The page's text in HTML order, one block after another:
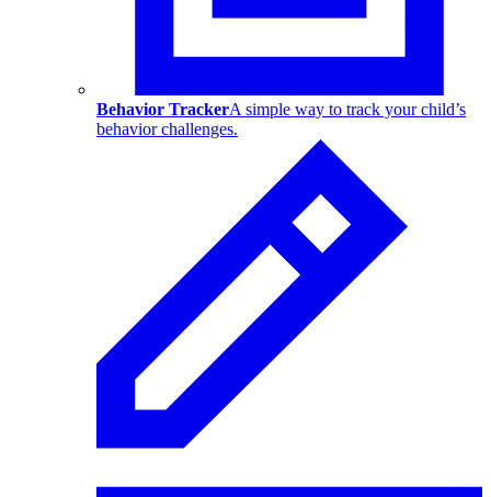
Behavior TrackerA simple way to track your child’s
behavior challenges.